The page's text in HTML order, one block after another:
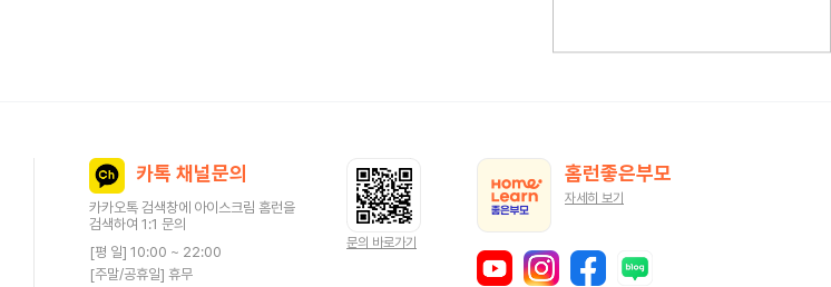
카톡 채널문의
카카오톡 검색창에 아이스크림 홈런을
검색하여 1:1 문의
[평 일] 10:00 ~ 22:00
[주말/공휴일] 휴무
문의 바로가기
홈런좋은부모
자세히 보기